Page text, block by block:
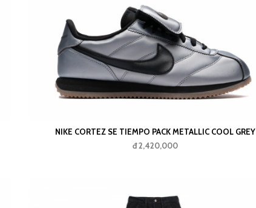
NIKE CORTEZ SE TIEMPO PACK METALLIC COOL GREY
đ 2,420,000